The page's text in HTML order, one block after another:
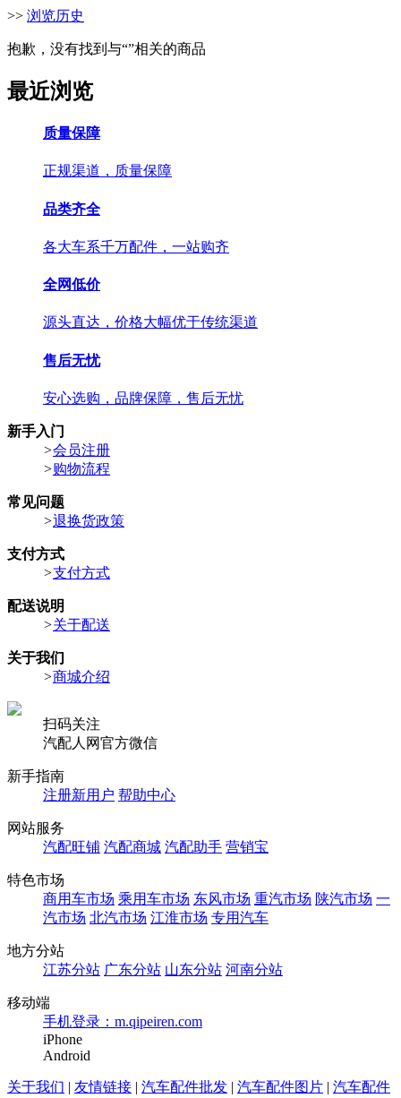
>> 浏览历史
抱歉，没有找到与“”相关的商品
最近浏览
质量保障
正规渠道，质量保障
品类齐全
各大车系千万配件，一站购齐
全网低价
源头直达，价格大幅优于传统渠道
售后无忧
安心选购，品牌保障，售后无忧
新手入门
>会员注册
>购物流程
常见问题
>退换货政策
支付方式
>支付方式
配送说明
>关于配送
关于我们
>商城介绍
扫码关注
汽配人网官方微信
新手指南
注册新用户 帮助中心
网站服务
汽配旺铺 汽配商城 汽配助手 营销宝
特色市场
商用车市场 乘用车市场 东风市场 重汽市场 陕汽市场 一
汽市场 北汽市场 江淮市场 专用汽车
地方分站
江苏分站 广东分站 山东分站 河南分站
移动端
手机登录：m.qipeiren.com
iPhone
Android
关于我们 | 友情链接 | 汽车配件批发 | 汽车配件图片 | 汽车配件